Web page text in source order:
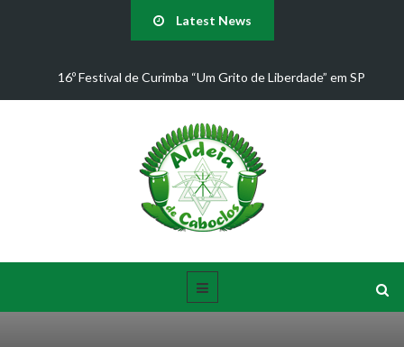
Latest News
Juliana D'Passos confirma presença no 16º Festival de
Aldeia de Caboclos!